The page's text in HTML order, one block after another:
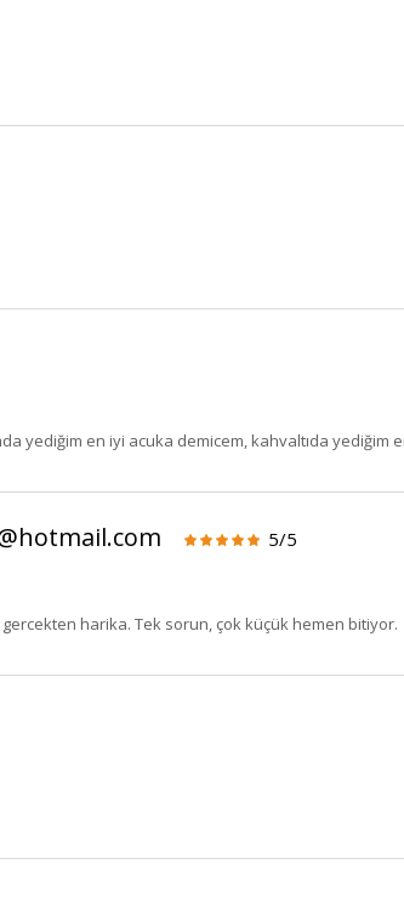
yediğim en iyi acuka demicem, kahvaltıda yediğim
5/5
harika. Tek sorun, çok küçük hemen bitiyor.
BU HAFTANIN PLANLI İNDİRİMİ
2320,00 TL
Sızma
Litre)